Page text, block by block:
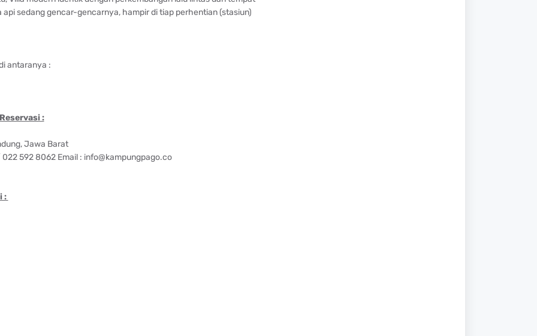
sedang gencar-gencarnya, hampir di tiap perhentian (stasiun)
antaranya :
:
Jawa Barat
592 8062 Email : info@kampungpago.co
: